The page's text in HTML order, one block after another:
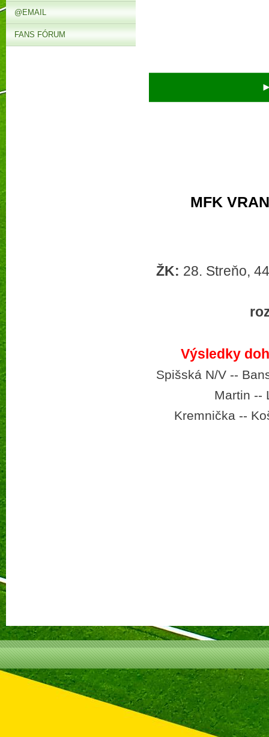
► V
MFK
ŽK: 28. Streňo,
Výsledky
Spišská N/V -­‐
Martin --
Kremnička --
@EMAIL
FANS FÓRUM